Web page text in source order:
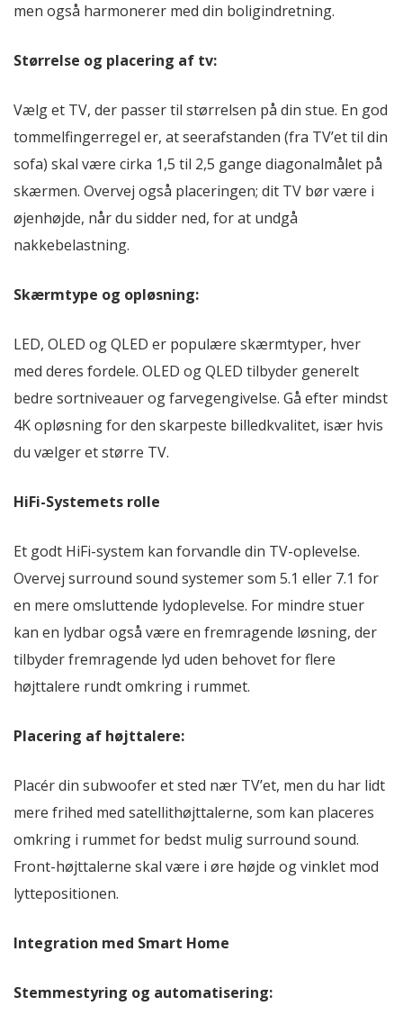
men også harmonerer med din boligindretning.
Størrelse og placering af tv:
Vælg et TV, der passer til størrelsen på din stue. En god
tommelfingerregel er, at seerafstanden (fra TV’et til din
sofa) skal være cirka 1,5 til 2,5 gange diagonalmålet på
skærmen. Overvej også placeringen; dit TV bør være i
øjenhøjde, når du sidder ned, for at undgå
nakkebelastning.
Skærmtype og opløsning:
LED, OLED og QLED er populære skærmtyper, hver
med deres fordele. OLED og QLED tilbyder generelt
bedre sortniveauer og farvegengivelse. Gå efter mindst
4K opløsning for den skarpeste billedkvalitet, især hvis
du vælger et større TV.
HiFi-Systemets rolle
Et godt HiFi-system kan forvandle din TV-oplevelse.
Overvej surround sound systemer som 5.1 eller 7.1 for
en mere omsluttende lydoplevelse. For mindre stuer
kan en lydbar også være en fremragende løsning, der
tilbyder fremragende lyd uden behovet for flere
højttalere rundt omkring i rummet.
Placering af højttalere:
Placér din subwoofer et sted nær TV’et, men du har lidt
mere frihed med satellithøjttalerne, som kan placeres
omkring i rummet for bedst mulig surround sound.
Front-højttalerne skal være i øre højde og vinklet mod
lyttepositionen.
Integration med Smart Home
Stemmestyring og automatisering: